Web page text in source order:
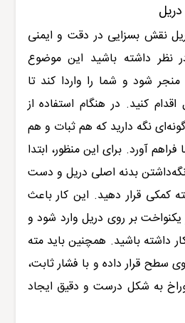
نقش بسزایی در دقت و ایمنی
نظر داشته باشید این موضوع
منجر شود و شما را واردا کند تا
کنید. در هنگام استفاده از
نگه دارید که هم ثبات و هم
آورد. برای این منظور، ابتدا
بدنه اصلی دریل و دست
کمکی قرار دهید. این کار باعث
بر روی دریل وارد شود و
داشته باشید. همچنین باید مته
سطح قرار داده و با فشار ثابت،
به شکل درست و دقیق ایجاد